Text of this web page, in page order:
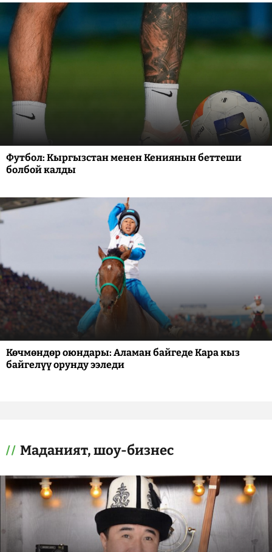
Футбол: Кыргызстан менен Кениянын беттеши
болбой калды
Көчмөндөр оюндары: Аламан байгеде Кара кыз
байгелүү орунду ээледи
Маданият, шоу-бизнес